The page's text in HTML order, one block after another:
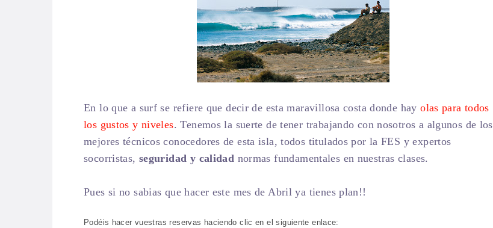
En lo que a surf se refiere que decir de esta maravillosa costa donde hayolas para todos
los gustos y niveles. Tenemos la suerte de tener trabajando con nosotros a algunos de los
mejores técnicos conocedores de esta isla, todos titulados por la FES y expertos
socorristas, seguridad y calidad normas fundamentales en nuestras clases.
Pues si no sabias que hacer este mes de Abril ya tienes plan!!
Podéis hacer vuestras reservas haciendo clic en el siguiente enlace: